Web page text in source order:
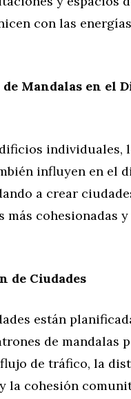
con las energías
Mandalas en el
individuales,
influyen en el
a crear
más cohesionadas y
de Ciudades
están
de mandalas
de tráfico, la
la cohesión